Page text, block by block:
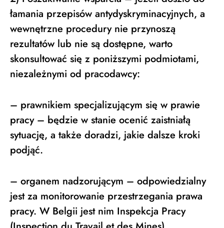
łamania przepisów antydyskryminacyjnych, a
wewnętrzne procedury nie przynoszą
rezultatów lub nie są dostępne, warto
skonsultować się z poniższymi podmiotami,
niezależnymi od pracodawcy:
– prawnikiem specjalizującym się w prawie
pracy – będzie w stanie ocenić zaistniałą
sytuację, a także doradzi, jakie dalsze kroki
podjąć.
– organem nadzorującym – odpowiedzialny
jest za monitorowanie przestrzegania prawa
pracy. W Belgii jest nim Inspekcja Pracy